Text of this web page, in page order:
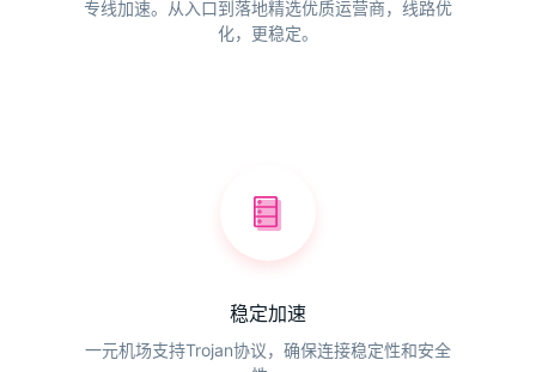
专线加速。从入口到落地精选优质运营商，线路优
化，更稳定。
稳定加速
一元机场支持Trojan协议，确保连接稳定性和安全